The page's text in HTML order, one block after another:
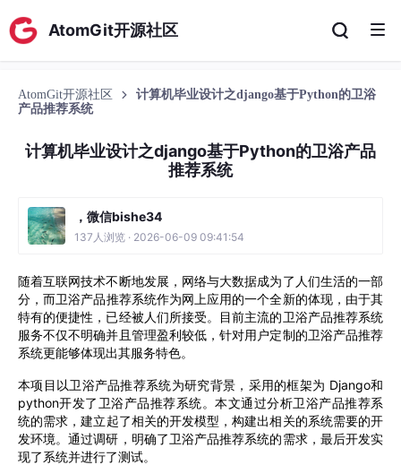
AtomGit开源社区
AtomGit开源社区
计算机毕业设计之django基于Python的卫浴
产品推荐系统
计算机毕业设计之django基于Python的卫浴产品
推荐系统
，微信bishe34
137人浏览 · 2026-06-09 09:41:54
随着互联网技术不断地发展，网络与大数据成为了人们生活的一部
分，而卫浴产品推荐系统作为网上应用的一个全新的体现，由于其
特有的便捷性，已经被人们所接受。目前主流的卫浴产品推荐系统
服务不仅不明确并且管理盈利较低，针对用户定制的卫浴产品推荐
系统更能够体现出其服务特色。
本项目以卫浴产品推荐系统为研究背景，采用的框架为 Django和
python开发了 卫浴产品推荐系统。本文通过分析卫浴产品推荐系
统的需求，建立起了相关的开发模型，构建出相关的系统需要的开
发环境。通过调研，明确了卫浴产品推荐系统的需求，最后开发实
现了系统并进行了测试。